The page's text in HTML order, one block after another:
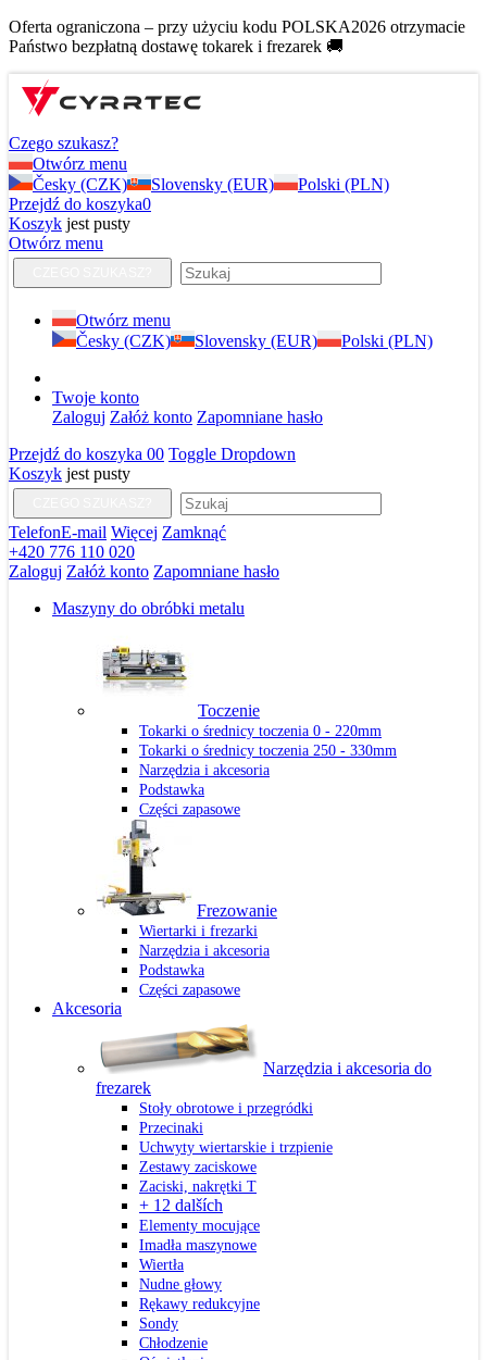
Oferta ograniczona – przy użyciu kodu POLSKA2026 otrzymacie
Państwo bezpłatną dostawę tokarek i frezarek 🚚
Czego szukasz?
Otwórz menu
Česky (CZK)
Slovensky (EUR)
Polski (PLN)
Przejdź do koszyka0
Koszyk jest pusty
Otwórz menu
Otwórz menu
Česky (CZK)
Slovensky (EUR) Polski (PLN)
Twoje konto
Zaloguj Załóż konto Zapomniane hasło
Przejdź do koszyka 00 Toggle Dropdown
Koszyk jest pusty
TelefonE-mail Więcej Zamknąć
+420 776 110 020
Zaloguj Załóż konto Zapomniane hasło
Maszyny do obróbki metalu
Toczenie
Tokarki o średnicy toczenia 0 - 220mm
Tokarki o średnicy toczenia 250 - 330mm
Narzędzia i akcesoria
Podstawka
Części zapasowe
Frezowanie
Wiertarki i frezarki
Narzędzia i akcesoria
Podstawka
Części zapasowe
Akcesoria
Narzędzia i akcesoria do
frezarek
Stoły obrotowe i przegródki
Przecinaki
Uchwyty wiertarskie i trzpienie
Zestawy zaciskowe
Zaciski, nakrętki T
+ 12 dalších
Elementy mocujące
Imadła maszynowe
Wiertła
Nudne głowy
Rękawy redukcyjne
Sondy
Chłodzenie